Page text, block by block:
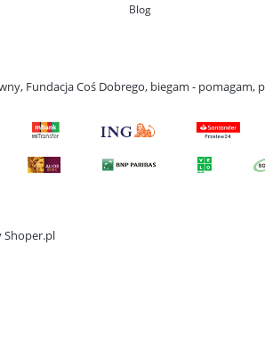
Blog
Fundacja Coś Dobrego, biegam - pomagam,
Shoper.pl